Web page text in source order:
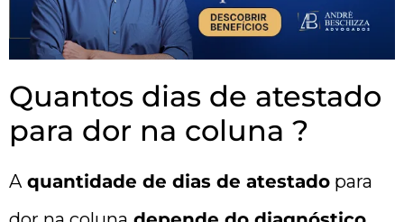
Quantos dias de atestado
para dor na coluna ?
Aquantidade de dias de atestado para